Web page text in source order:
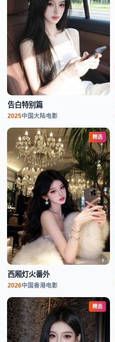
告白特别篇
2025中国大陆电影
精选
西厢灯火番外
2026中国香港电影
精选